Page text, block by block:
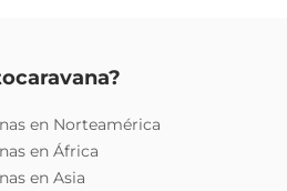
en Norteamérica
en África
en Asia